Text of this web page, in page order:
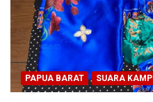
PAPUA BARAT SUARA